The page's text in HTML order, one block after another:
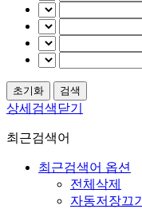
상세검색닫기
최근검색어
최근검색어 옵션
전체삭제
자동저장끄기